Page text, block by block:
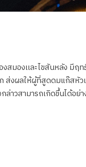
สมองเเละไขสันหลัง มีฤ
ส่งผลให้ผู้ที่สูดดมแก๊สหัวเ
าวสามารถเกิดขึ้นได้อย่า